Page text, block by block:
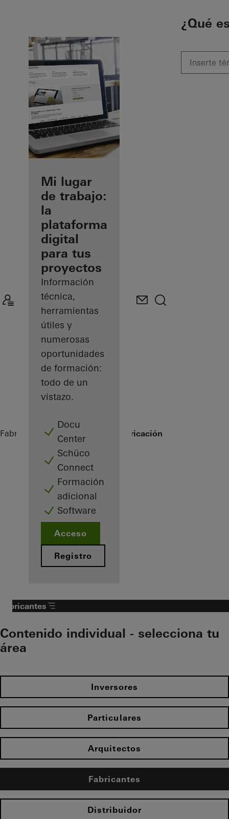
Beneficios
como
fabricante
registrado
Descubre
mi área
de
trabajo
Mi lugar
de trabajo:
la
plataforma
digital
para tus
proyectos
Información
técnica,
herramientas
útiles y
numerosas
oportunidades
de formación:
todo de un
vistazo.
Docu
Center
Schüco
Connect
Formación
adicional
Software
Acceso
Registro
¿Qué
FabricantesMáquinas para la fabricación
Fabricantes
Contenido individual - selecciona tu
área
Inversores
Particulares
Arquitectos
Fabricantes
Distribuidor